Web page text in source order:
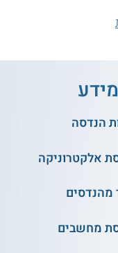
הנדסה
אלקטרוניקה
מחשבים